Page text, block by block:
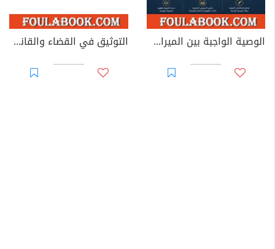
الوصية الواجبة بين الميراث والوصية: دراسة في الطبيعة القانونية والأساس التشريعي وإشكاليات التطبيق التوثيق في القضاء والقانون المغربيين - الأجزاء من 44 إلى 67